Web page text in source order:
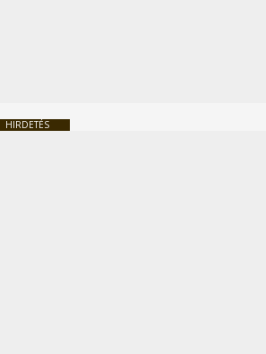
HIRDETÉS